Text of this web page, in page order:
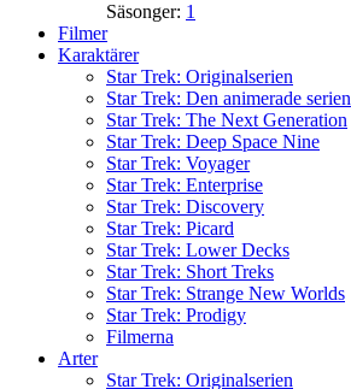
Säsonger: 1
Filmer
Karaktärer
Star Trek: Originalserien
Star Trek: Den animerade serien
Star Trek: The Next Generation
Star Trek: Deep Space Nine
Star Trek: Voyager
Star Trek: Enterprise
Star Trek: Discovery
Star Trek: Picard
Star Trek: Lower Decks
Star Trek: Short Treks
Star Trek: Strange New Worlds
Star Trek: Prodigy
Filmerna
Arter
Star Trek: Originalserien